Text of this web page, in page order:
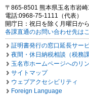
〒865-8501 熊本県玉名市岩
電話:0968-75-1111（代表）
開庁日：祝日を除く月曜日か
各課直通のお問い合わせ先は
証明書発行の窓口延長サー
夜間・休日納税相談（税務課
玉名市ホームページへのリ
サイトマップ
ウェブアクセシビリティ
Foreign Language